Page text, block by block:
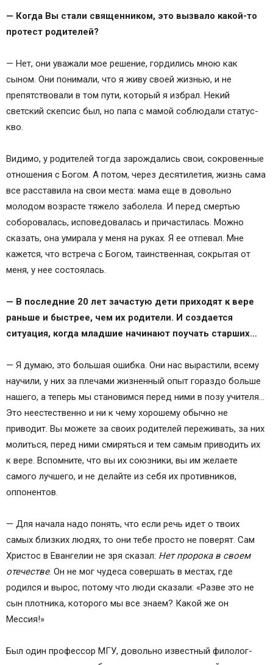
— Когда Вы стали священником, это вызвало какой-то
протест родителей?
— Нет, они уважали мое решение, гордились мною как
сыном. Они понимали, что я живу своей жизнью, и не
препятствовали в том пути, который я избрал. Некий
светский скепсис был, но папа с мамой соблюдали статус-
кво.
Видимо, у родителей тогда зарождались свои, сокровенные
отношения с Богом. А потом, через десятилетия, жизнь сама
все расставила на свои места: мама еще в довольно
молодом возрасте тяжело заболела. И перед смертью
соборовалась, исповедовалась и причастилась. Можно
сказать, она умирала у меня на руках. Я ее отпевал. Мне
кажется, что встреча с Богом, таинственная, сокрытая от
меня, у нее состоялась.
— В последние 20 лет зачастую дети приходят к вере
раньше и быстрее, чем их родители. И создается
ситуация, когда младшие начинают поучать старших…
— Я думаю, это большая ошибка. Они нас вырастили, всему
научили, у них за плечами жизненный опыт гораздо больше
нашего, а теперь мы становимся перед ними в позу учителя…
Это неестественно и ни к чему хорошему обычно не
приводит. Вы можете за своих родителей переживать, за них
молиться, перед ними смиряться и тем самым приводить их
к вере. Вспомните, что вы их союзники, вы им желаете
самого лучшего, и не делайте из себя их противников,
оппонентов.
— Для начала надо понять, что если речь идет о твоих
самых близких людях, то они тебе просто не поверят. Сам
Христос в Евангелии не зря сказал: Нет пророка в своем
отечестве. Он не мог чудеса совершать в местах, где
родился и вырос, потому что люди сказали: «Разве это не
сын плотника, которого мы все знаем? Какой же он
Мессия!»
Был один профессор МГУ, довольно известный филолог-